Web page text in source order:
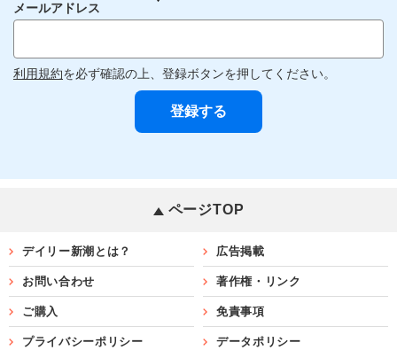
メールアドレス
利用規約を必ず確認の上、登録ボタンを押してください。
ページTOP
デイリー新潮とは？ 広告掲載
お問い合わせ 著作権・リンク
ご購入 免責事項
プライバシーポリシー データポリシー